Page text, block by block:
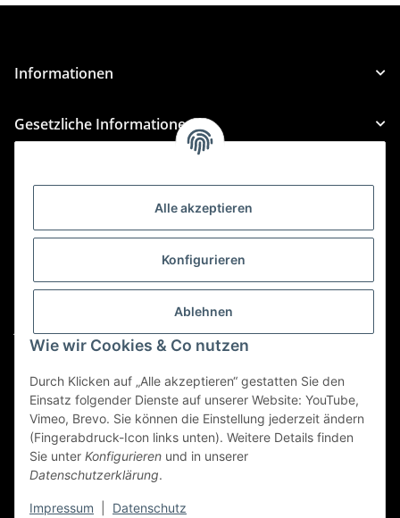
Alle akzeptieren
Konfigurieren
Ablehnen
Wie wir Cookies & Co nutzen
Durch Klicken auf „Alle akzeptieren“ gestatten Sie den
Einsatz folgender Dienste auf unserer Website: YouTube,
Vimeo, Brevo. Sie können die Einstellung jederzeit ändern
(Fingerabdruck-Icon links unten). Weitere Details finden
Sie unter Konfigurieren und in unserer
Datenschutzerklärung.
Impressum Datenschutz
Informationen
Gesetzliche Informationen
Für Custom Anfragen und Custom Bestellungen auch
custom@htr-shop.com
Für Trikot-Anfragen und Bestellungen
teamwear@htr-shop.com
Für Reklamationen und Retouren
reklamation@htr-shop.com